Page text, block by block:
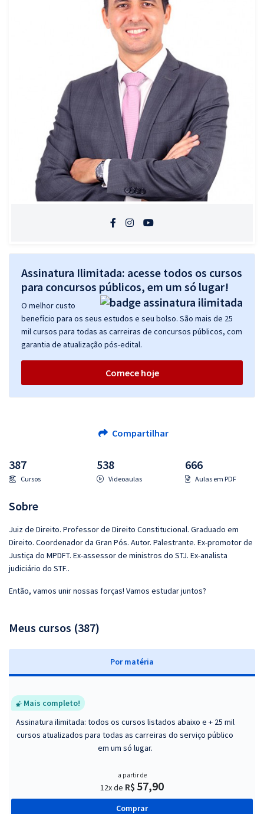
Questões grátis
Conteúdo gratuito
Aprovados
387
Cursos
538
Videoaulas
666
Aulas em PDF
Sobre
Juiz de Direito. Professor de Direito Constitucional. Graduado em
Direito. Coordenador da Gran Pós. Autor. Palestrante. Ex-promotor de
Justiça do MPDFT. Ex-assessor de ministros do STJ. Ex-analista
judiciário do STF..
Então, vamos unir nossas forças! Vamos estudar juntos?
Meus cursos (387)
Por matéria
Mais completo!
Assinatura ilimitada: todos os cursos listados abaixo e + 25 mil
cursos atualizados para todas as carreiras do serviço público
em um só lugar.
a partir de
12x de R$ 57,90
Comprar
Assinatura Ilimitada: acesse todos os cursos
para concursos públicos, em um só lugar!
O melhor custo
benefício para os seus estudos e seu bolso. São mais de 25
mil cursos para todas as carreiras de concursos públicos, com
garantia de atualização pós-edital.
Comece hoje
Compartilhar